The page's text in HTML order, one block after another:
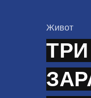
КАтегорија
Живот